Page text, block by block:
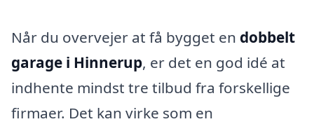
Når du overvejer at få bygget en dobbelt
garage i Hinnerup, er det en god idé at
indhente mindst tre tilbud fra forskellige
firmaer. Det kan virke som en